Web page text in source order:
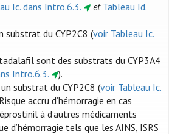
Ic. dans Intro.6.3. et Tableau Id.
substrat du CYP2C8 (voir Tableau Ic.
sont des substrats du CYP3A4
Intro.6.3.
).
substrat du CYP2C8 (voir Tableau Ic.
accru d’hémorragie en cas
à d’autres médicaments
d’hémorragie tels que les AINS, ISRS